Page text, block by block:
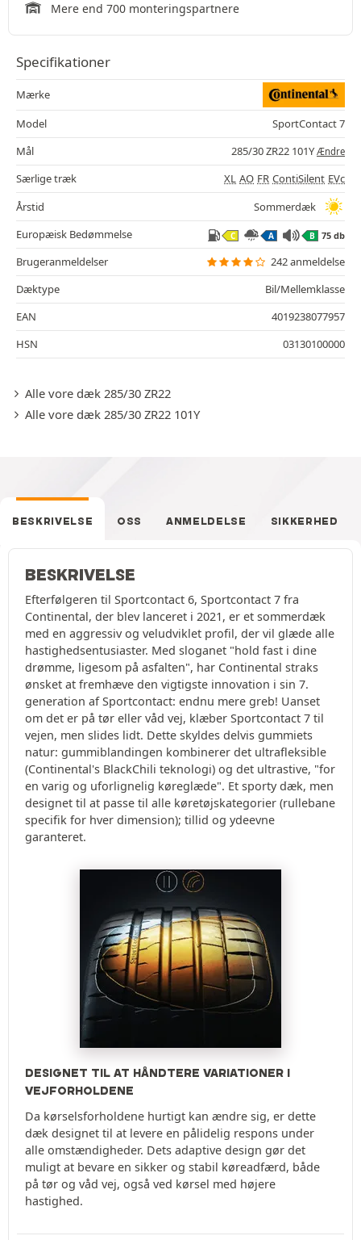
Mere end 700 monteringspartnere
Specifikationer
Mærke
Model
SportContact 7
Mål
285/30 ZR22 101Y Ændre
Særlige træk XL AO FR ContiSilent EVc
Årstid
Sommerdæk
Europæisk Bedømmelse
C A B 75 db
Brugeranmeldelser
242 anmeldelse
Dæktype
Bil/Mellemklasse
EAN
4019238077957
HSN
03130100000
Alle vore dæk 285/30 ZR22
Alle vore dæk 285/30 ZR22 101Y
BESKRIVELSE OSS ANMELDELSE SIKKERHED
BESKRIVELSE
Efterfølgeren til Sportcontact 6, Sportcontact 7 fra
Continental, der blev lanceret i 2021, er et sommerdæk
med en aggressiv og veludviklet profil, der vil glæde alle
hastighedsentusiaster. Med sloganet "hold fast i dine
drømme, ligesom på asfalten", har Continental straks
ønsket at fremhæve den vigtigste innovation i sin 7.
generation af Sportcontact: endnu mere greb! Uanset
om det er på tør eller våd vej, klæber Sportcontact 7 til
vejen, men slides lidt. Dette skyldes delvis gummiets
natur: gummiblandingen kombinerer det ultrafleksible
(Continental's BlackChili teknologi) og det ultrastive, "for
en varig og uforlignelig køreglæde". Et sporty dæk, men
designet til at passe til alle køretøjskategorier (rullebane
specifik for hver dimension); tillid og ydeevne
garanteret.
DESIGNET TIL AT HÅNDTERE VARIATIONER I
VEJFORHOLDENE
Da kørselsforholdene hurtigt kan ændre sig, er dette
dæk designet til at levere en pålidelig respons under
alle omstændigheder. Dets adaptive design gør det
muligt at bevare en sikker og stabil køreadfærd, både
på tør og våd vej, også ved kørsel med højere
hastighed.